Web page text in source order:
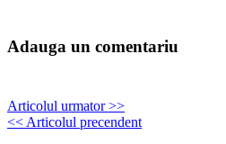
Adauga un comentariu
Articolul urmator >>
<< Articolul precendent